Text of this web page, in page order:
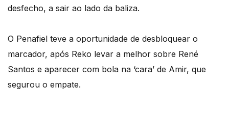
desfecho, a sair ao lado da baliza.
O Penafiel teve a oportunidade de desbloquear o
marcador, após Reko levar a melhor sobre René
Santos e aparecer com bola na ‘cara’ de Amir, que
segurou o empate.